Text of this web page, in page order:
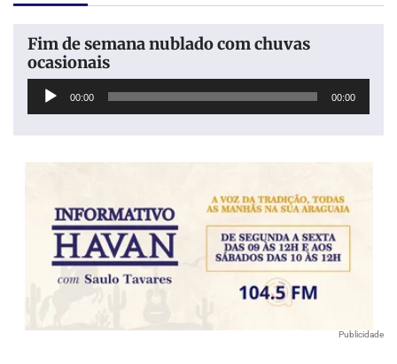
Fim de semana nublado com chuvas
ocasionais
Tocador
00:00 00:00
Publicidade